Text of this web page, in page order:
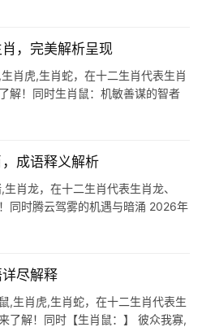
如水滴滑过鸭背，不沾分毫。生肖
，完美解析呈现
肖虎,生肖蛇，在十二生肖代表生肖
解！同时生肖鼠：机敏善谋的智者
往目光长远，善于未雨绸缪，尤其
成语释义解析
肖龙，在十二生肖代表生肖龙、
同时腾云驾雾的机遇与暗涌 2026年
其29岁至51岁者易遇贵人提携，然
尽解释
,生肖虎,生肖蛇，在十二生肖代表生
了解！同时【生肖鼠：】 彼众我寡,